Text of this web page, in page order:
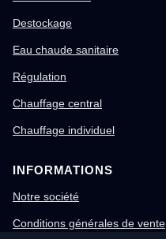
Destockage
Eau chaude sanitaire
Régulation
Chauffage central
Chauffage individuel
INFORMATIONS
Notre société
Conditions générales de vente